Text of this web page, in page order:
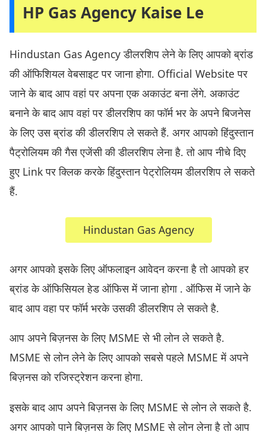
HP Gas Agency Kaise Le
Hindustan Gas Agency डीलरशिप लेने के लिए आपको ब्रांड
की ऑफिशियल वेबसाइट पर जाना होगा. Official Website पर
जाने के बाद आप वहां पर अपना एक अकाउंट बना लेंगे. अकाउंट
बनाने के बाद आप वहां पर डीलरशिप का फॉर्म भर के अपने बिजनेस
के लिए उस ब्रांड की डीलरशिप ले सकते हैं. अगर आपको हिंदुस्तान
पैट्रोलियम की गैस एजेंसी की डीलरशिप लेना है. तो आप नीचे दिए
हुए Link पर क्लिक करके हिंदुस्तान पेट्रोलियम डीलरशिप ले सकते
हैं.
Hindustan Gas Agency
अगर आपको इसके लिए ऑफलाइन आवेदन करना है तो आपको हर
ब्रांड के ऑफिसियल हेड ऑफिस में जाना होगा . ऑफिस में जाने के
बाद आप वहा पर फॉर्म भरके उसकी डीलरशिप ले सकते है.
आप अपने बिज़नस के लिए MSME से भी लोन ले सकते है.
MSME से लोन लेने के लिए आपको सबसे पहले MSME में अपने
बिज़नस को रजिस्ट्रेशन करना होगा.
इसके बाद आप अपने बिज़नस के लिए MSME से लोन ले सकते है.
अगर आपको पाने बिज़नस के लिए MSME से लोन लेना है तो आप